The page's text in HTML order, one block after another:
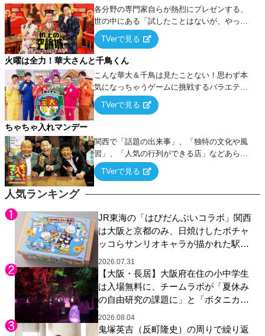
人気ランキング
JR東海の「はぴだんぶいコラボ」関西
は大阪と京都のみ、日焼けしたポチャ
ッコらサンリオキャラが描かれた駅弁
やグッズが登場
2026.07.31
【大阪・長居】大阪府在住の小中学生
は入場無料に、チームラボが「夏休み
の自由研究の課題に」と「ボタニカル
ガーデン 大阪」へ招待
2026.08.04
鬼塚英吉（反町隆史）の周りで繰り返
各分野の専門家自らが熱烈にプレゼンする、
世の中にある「試したことはないが、やって
みたらこうなる！…ハズ」という“机上の空
論”に若手芸人らがカラダを張って挑む！
TVerで見る
火曜は全力！華大さんと千鳥くん
こんな華大＆千鳥は見たことない！思わず本
気になっちゃうゲームに挑戦するバラエティ
ー！
TVerで見る
ちゃちゃ入れマンデー
関西で「話題の出来事」、「独特の文化や風
習」、「人気の行列ができる店」などあらゆ
るテーマについて好き放題にちゃちゃを入れ
ていく関西色を前面に押し出したトークバラ
TVerで見る